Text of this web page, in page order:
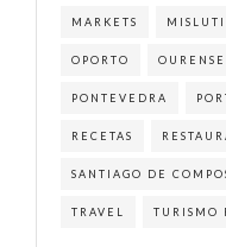
MARKETS
OPORTO OURENSE
PONTEVEDRA
RECETAS
SANTIAGO DE
TRAVEL TURISMO